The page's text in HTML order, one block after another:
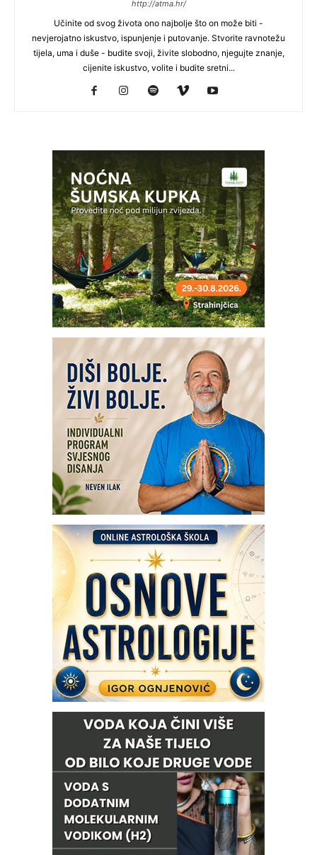
http://atma.hr/
Učinite od svog života ono najbolje što on može biti -
nevjerojatno iskustvo, ispunjenje i putovanje. Stvorite ravnotežu
tijela, uma i duše - budite svoji, živite slobodno, njegujte znanje,
cijenite iskustvo, volite i budite sretni...